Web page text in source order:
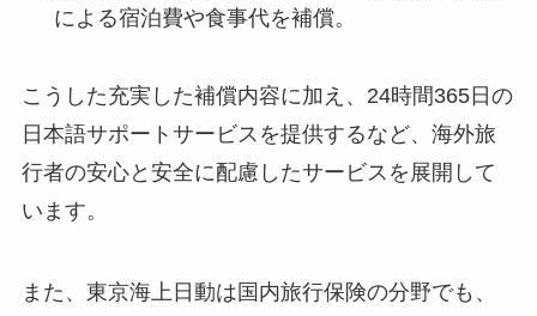
による宿泊費や食事代を補償。
こうした充実した補償内容に加え、24時間365日の
日本語サポートサービスを提供するなど、海外旅
行者の安心と安全に配慮したサービスを展開して
います。
また、東京海上日動は国内旅行保険の分野でも、